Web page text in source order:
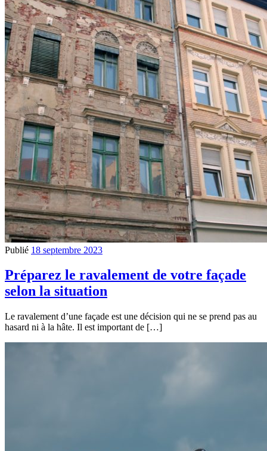
Publié 18 septembre 2023
Préparez le ravalement de votre façade
selon la situation
Le ravalement d’une façade est une décision qui ne se prend pas au
hasard ni à la hâte. Il est important de […]